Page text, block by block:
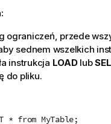
ograniczeń, przede
sednem wszelkich
instrukcja LOADlub
do pliku.
* from MyTable;